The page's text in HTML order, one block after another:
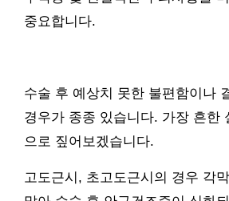
중요합니다.
수술 후 예상치 못한 불편함이나
경우가 종종 있습니다. 가장 흔한
으로 짚어보겠습니다.
고도근시, 초고도근시의 경우 각